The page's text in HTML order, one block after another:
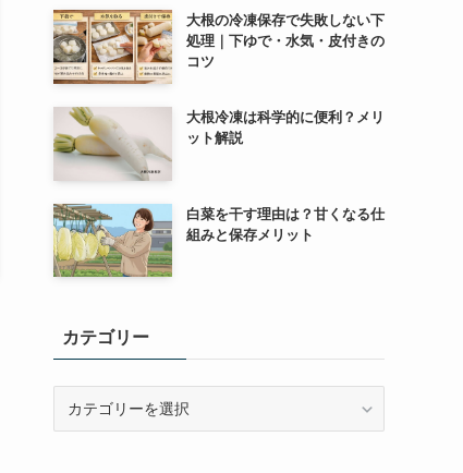
大根の冷凍保存で失敗しない下
処理｜下ゆで・水気・皮付きの
コツ
大根冷凍は科学的に便利？メリ
ット解説
白菜を干す理由は？甘くなる仕
組みと保存メリット
カテゴリー